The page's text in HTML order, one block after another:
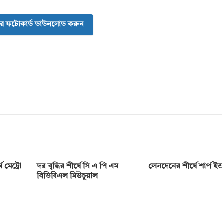
ফটোকার্ড ডাউনলোড করুন
মেট্রো
দর বৃদ্ধির শীর্ষে সি এ পি এম
বিডিবিএল মিউচুয়াল
লেনদেনের শীর্ষে শার্প